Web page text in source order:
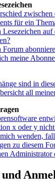
zwischen
für ein
auf
meine
sind in
all
x oder y
wenden,
zu diesem
Administrator